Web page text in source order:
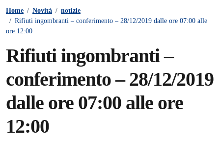
Home / Novità / notizie
/ Rifiuti ingombranti – conferimento – 28/12/2019 dalle ore 07:00 alle
ore 12:00
Rifiuti ingombranti –
conferimento – 28/12/2019
dalle ore 07:00 alle ore
12:00